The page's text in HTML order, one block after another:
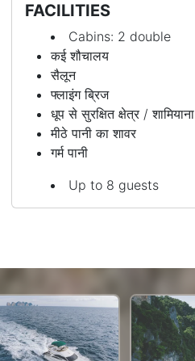
FACILITIES
Cabins: 2 double
कई शौचालय
सैलून
फ्लाइंग ब्रिज
धूप से सुरक्षित क्षेत्र / शामियाना
मीठे पानी का शावर
गर्म पानी
Up to 8 guests